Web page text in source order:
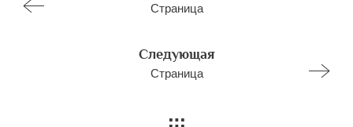
Страница
Следующая
Страница